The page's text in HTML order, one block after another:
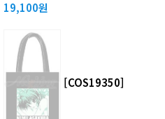
19,100원
[COS19350]